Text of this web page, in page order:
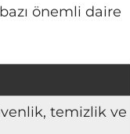
önemli daire
temizlik ve